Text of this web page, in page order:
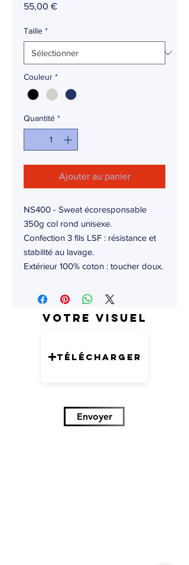
55,00 €Prix
Taille *
Couleur *
Quantité *
Ajouter au panier
NS400 - Sweat écoresponsable
350g col rond unisexe.
Confection 3 fils LSF : résistance et
stabilité au lavage.
Extérieur 100% coton : toucher doux.
Votre visuel
Télécharger
Envoyer